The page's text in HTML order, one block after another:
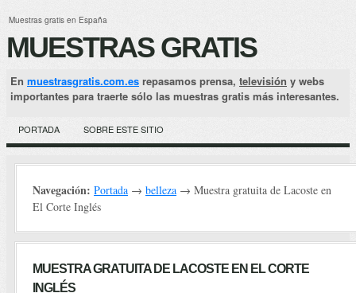
Muestras gratis en España
MUESTRAS GRATIS
En muestrasgratis.com.es repasamos prensa, televisión y webs
importantes para traerte sólo las muestras gratis más interesantes.
PORTADA SOBRE ESTE SITIO
Navegación: Portada → belleza → Muestra gratuita de Lacoste en
El Corte Inglés
MUESTRA GRATUITA DE LACOSTE EN EL CORTE
INGLÉS